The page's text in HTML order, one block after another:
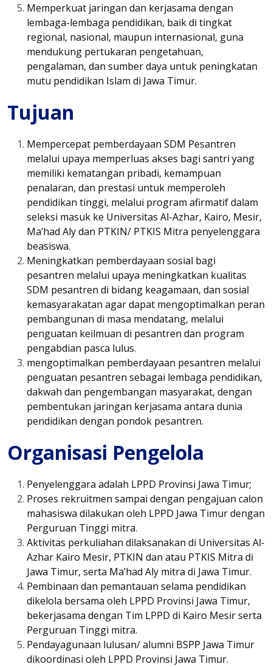
Memperkuat jaringan dan kerjasama dengan
lembaga-lembaga pendidikan, baik di tingkat
regional, nasional, maupun internasional, guna
mendukung pertukaran pengetahuan,
pengalaman, dan sumber daya untuk peningkatan
mutu pendidikan Islam di Jawa Timur.
Tujuan
Mempercepat pemberdayaan SDM Pesantren
melalui upaya memperluas akses bagi santri yang
memiliki kematangan pribadi, kemampuan
penalaran, dan prestasi untuk memperoleh
pendidikan tinggi, melalui program afirmatif dalam
seleksi masuk ke Universitas Al-Azhar, Kairo, Mesir,
Ma’had Aly dan PTKIN/ PTKIS Mitra penyelenggara
beasiswa.
Meningkatkan pemberdayaan sosial bagi
pesantren melalui upaya meningkatkan kualitas
SDM pesantren di bidang keagamaan, dan sosial
kemasyarakatan agar dapat mengoptimalkan peran
pembangunan di masa mendatang, melalui
penguatan keilmuan di pesantren dan program
pengabdian pasca lulus.
mengoptimalkan pemberdayaan pesantren melalui
penguatan pesantren sebagai lembaga pendidikan,
dakwah dan pengembangan masyarakat, dengan
pembentukan jaringan kerjasama antara dunia
pendidikan dengan pondok pesantren.
Organisasi Pengelola
Penyelenggara adalah LPPD Provinsi Jawa Timur;
Proses rekruitmen sampai dengan pengajuan calon
mahasiswa dilakukan oleh LPPD Jawa Timur dengan
Perguruan Tinggi mitra.
Aktivitas perkuliahan dilaksanakan di Universitas Al-
Azhar Kairo Mesir, PTKIN dan atau PTKIS Mitra di
Jawa Timur, serta Ma’had Aly mitra di Jawa Timur.
Pembinaan dan pemantauan selama pendidikan
dikelola bersama oleh LPPD Provinsi Jawa Timur,
bekerjasama dengan Tim LPPD di Kairo Mesir serta
Perguruan Tinggi mitra.
Pendayagunaan lulusan/ alumni BSPP Jawa Timur
dikoordinasi oleh LPPD Provinsi Jawa Timur.